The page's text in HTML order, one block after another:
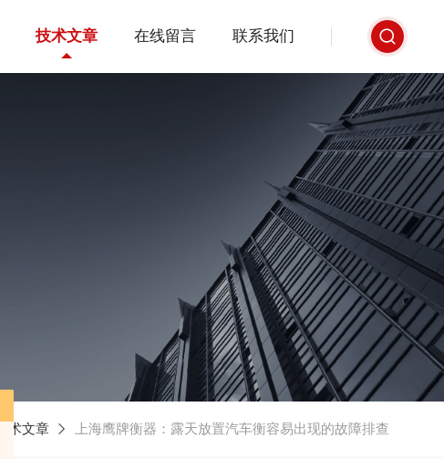
技术文章 在线留言 联系我们
技术文章 上海鹰牌衡器：露天放置汽车衡容易出现的故障排查